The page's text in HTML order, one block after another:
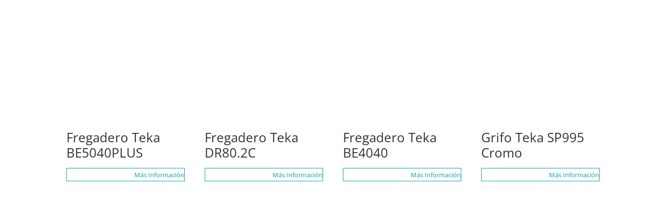
Fregadero Teka
BE5040PLUS
Más Información
Fregadero Teka
DR80.2C
Más Información
Fregadero Teka
BE4040
Más Información
Grifo Teka SP995
Cromo
Más Información